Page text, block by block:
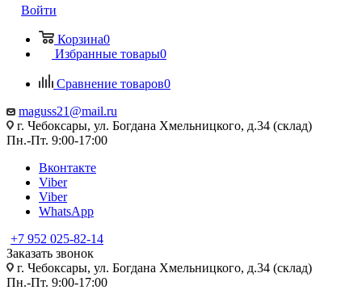
Войти
Корзина0
Избранные товары0
Сравнение товаров0
maguss21@mail.ru
г. Чебоксары, ул. Богдана Хмельницкого, д.34 (склад)
Пн.-Пт. 9:00-17:00
Вконтакте
Viber
Viber
WhatsApp
+7 952 025-82-14
Заказать звонок
г. Чебоксары, ул. Богдана Хмельницкого, д.34 (склад)
Пн.-Пт. 9:00-17:00